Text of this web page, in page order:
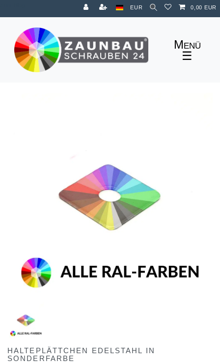
EUR 0,00 EUR
☰
HALTEPLÄTTCHEN EDELSTAHL IN
SONDERFARBE